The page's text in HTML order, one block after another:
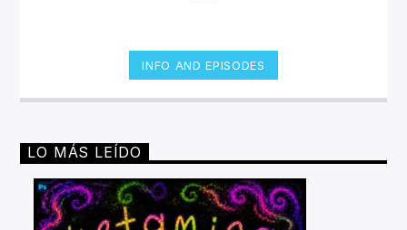
INFO AND EPISODES
LO MÁS LEÍDO